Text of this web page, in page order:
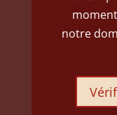
notre